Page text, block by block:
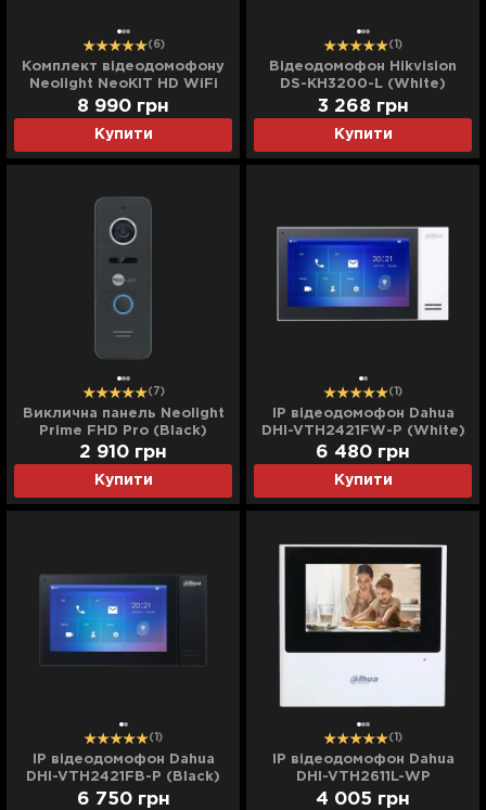
(6)
Комплект відеодомофону
Neolight NeoKIT HD WiFi
(Black)
Купити
8 990 грн
(1)
Відеодомофон Hikvision
DS-KH3200-L (White)
Купити
3 268 грн
(7)
Виклична панель Neolight
Prime FHD Pro (Black)
Купити
2 910 грн
(1)
IP відеодомофон Dahua
DHI-VTH2421FW-P (White)
Купити
6 480 грн
(1)
IP відеодомофон Dahua
DHI-VTH2421FB-P (Black)
6 750 грн
(1)
IP відеодомофон Dahua
DHI-VTH2611L-WP
4 005 грн